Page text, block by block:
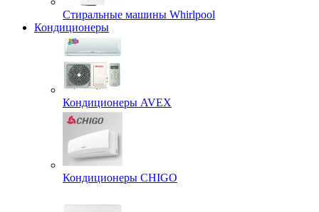
Стиральные машины Whirlpool
Кондиционеры
Кондиционеры AVEX
Кондиционеры CHIGO